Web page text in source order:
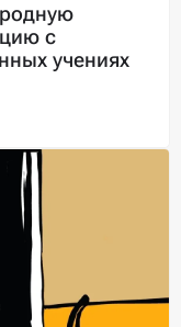
с
учениях